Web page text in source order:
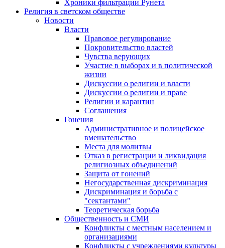
Хроники фильтрации Рунета
Религия в светском обществе
Новости
Власти
Правовое регулирование
Покровительство властей
Чувства верующих
Участие в выборах и в политической
жизни
Дискуссии о религии и власти
Дискуссии о религии и праве
Религии и карантин
Соглашения
Гонения
Административное и полицейское
вмешательство
Места для молитвы
Отказ в регистрации и ликвидация
религиозных объединений
Защита от гонений
Негосударственная дискриминация
Дискриминация и борьба с
"сектантами"
Теоретическая борьба
Общественность и СМИ
Конфликты с местным населением и
организациями
Конфликты с учреждениями культуры